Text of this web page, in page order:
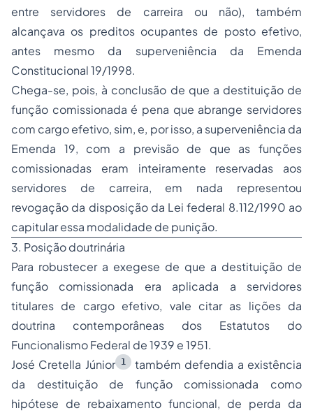
entre servidores de carreira ou não), também
alcançava os preditos ocupantes de posto efetivo,
antes mesmo da superveniência da Emenda
Constitucional 19/1998.
Chega-se, pois, à conclusão de que a destituição de
função comissionada é pena que abrange servidores
com cargo efetivo, sim, e, por isso, a superveniência da
Emenda 19, com a previsão de que as funções
comissionadas eram inteiramente reservadas aos
servidores de carreira, em nada representou
revogação da disposição da Lei federal 8.112/1990 ao
capitular essa modalidade de punição.
3. Posição doutrinária
Para robustecer a exegese de que a destituição de
função comissionada era aplicada a servidores
titulares de cargo efetivo, vale citar as lições da
doutrina contemporâneas dos Estatutos do
Funcionalismo Federal de 1939 e 1951.
José Cretella Júnior
1
também defendia a existência
da destituição de função comissionada como
hipótese de rebaixamento funcional, de perda da